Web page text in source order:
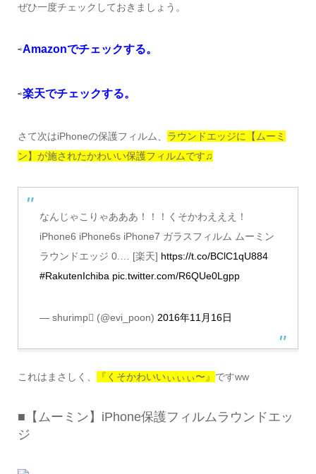
ぜひ一度チェックしておきましょう。
⇨Amazonでチェックする。
⇨楽天でチェックする。
さて次はiPhoneの保護フィルム、 ラウンドエッジに【ムーミ
ン】が施されたかわいい保護フィルムです♫
なんじゃこりゃあああ！！！くそかわえええ！
iPhone6 iPhone6s iPhone7 ガラスフィルム ムーミン
ラウンドエッジ 0.… [楽天] https://t.co/BClC1qU884
#RakutenIchiba pic.twitter.com/R6QUe0Lgpp
— shurimp (@evi_poon) 2016年11月16日
これはまさしく、 『くそかわいいぃぃぃ〜』 ですww
■【ムーミン】iPhone保護フィルムラウンドエッ
ジ